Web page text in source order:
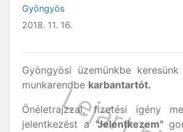
Gyöngyös
2018. 11. 16.
Gyöngyösi üzemünkbe
munkarendbe karbantartót.
Önéletrajzzal, fizetési igény
jelentkezést a "Jelentkezem"